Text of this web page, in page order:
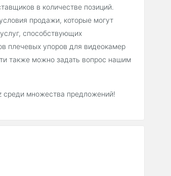
в количестве позиций.
продажи, которые могут
способствующих
плечевых упоров для видеокамер
также можно задать вопрос нашим
среди множества предложений!